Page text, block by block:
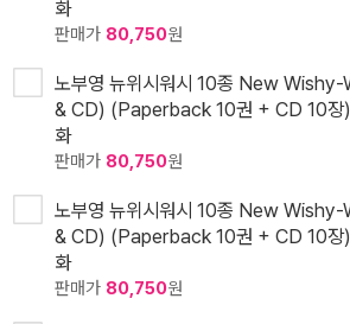
화
판매가 80,750원
노부영 뉴위시워시 10종 New
& CD) (Paperback 10권 + CD 10장)
화
판매가 80,750원
노부영 뉴위시워시 10종 New
& CD) (Paperback 10권 + CD 10장)
화
판매가 80,750원